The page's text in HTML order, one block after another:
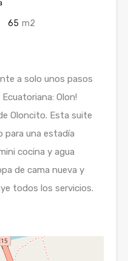
65 m2
a solo unos pasos
Olon!
Oloncito. Esta suite
para una estadía
cocina y agua
de cama nueva y
todos los servicios.